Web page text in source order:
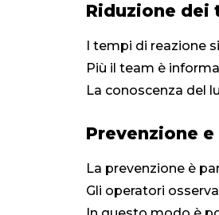
Riduzione dei
I tempi di reazione
Più il team è
La conoscenza del
Prevenzione
La prevenzione è
Gli operatori